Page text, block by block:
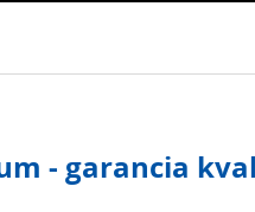
- garancia